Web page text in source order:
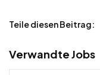
Teile diesen Beitrag:
Verwandte Jobs